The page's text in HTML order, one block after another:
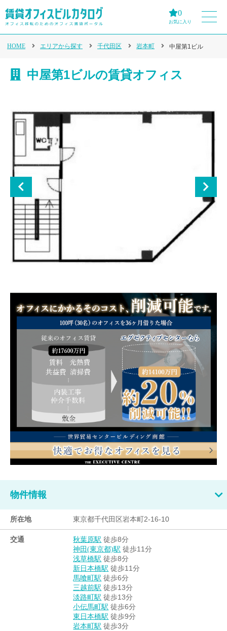
0
お気に入り
HOME エリアから探す 千代田区 岩本町 中屋第1ビル
中屋第1ビルの賃貸オフィス
物件情報
所在地 東京都千代田区岩本町2-16-10
交通 秋葉原駅 徒歩8分
神田(東京都)駅 徒歩11分
浅草橋駅 徒歩8分
新日本橋駅 徒歩11分
馬喰町駅 徒歩6分
三越前駅 徒歩13分
淡路町駅 徒歩13分
小伝馬町駅 徒歩6分
東日本橋駅 徒歩9分
岩本町駅 徒歩3分